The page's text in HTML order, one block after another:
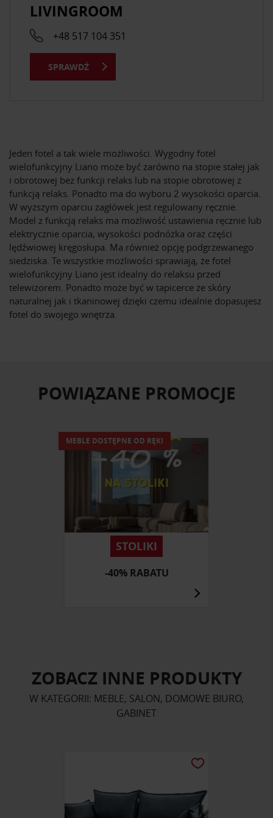
Jeden fotel a tak wiele możliwości. Wygodny fotel
wielofunkcyjny Liano może być zarówno na stopie stałej jak
i obrotowej bez funkcji relaks lub na stopie obrotowej z
funkcją relaks. Ponadto ma do wyboru 2 wysokości oparcia.
W wyższym oparciu zagłówek jest regulowany ręcznie.
Model z funkcją relaks ma możliwość ustawienia ręcznie lub
elektrycznie oparcia, wysokości podnóżka oraz części
lędźwiowej kręgosłupa. Ma również opcję podgrzewanego
siedziska. Te wszystkie możliwości sprawiają, że fotel
wielofunkcyjny Liano jest idealny do relaksu przed
telewizorem. Ponadto może być w tapicerce ze skóry
naturalnej jak i tkaninowej dzięki czemu idealnie dopasujesz
fotel do swojego wnętrza.
LIVINGROOM
+48 517 104 351
SPRAWDŹ
POWIĄZANE PROMOCJE
STOLIKI
-40% RABATU
MEBLE DOSTĘPNE OD RĘKI
ZOBACZ INNE PRODUKTY
W KATEGORII: MEBLE, SALON, DOMOWE BIURO,
GABINET